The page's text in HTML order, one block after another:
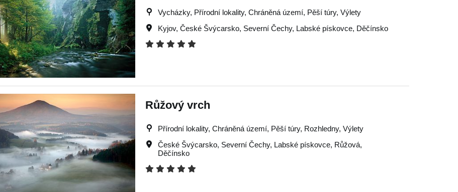
Vycházky, Přírodní lokality, Chráněná území, Pěší túry, Výlety
Kyjov,České Švýcarsko, Severní Čechy, Labské pískovce, Děčínsko
Růžový vrch
Přírodní lokality, Chráněná území, Pěší túry, Rozhledny, Výlety
České Švýcarsko, Severní Čechy, Labské pískovce, Růžová,
Děčínsko